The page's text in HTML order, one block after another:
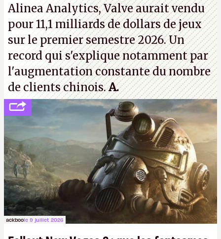
Alinea Analytics, Valve aurait vendu
pour 11,1 milliards de dollars de jeux
sur le premier semestre 2026. Un
record qui s'explique notamment par
l'augmentation constante du nombre
de clients chinois.A.
ackboole 9 juillet 2026